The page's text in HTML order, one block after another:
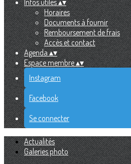
Infos utiles▴▾
Horaires
Documents à fournir
Remboursement de frais
Accès et contact
Agenda▴▾
Espace membre▴▾
Instagram
Facebook
Se connecter
Actualités
Galeries photo